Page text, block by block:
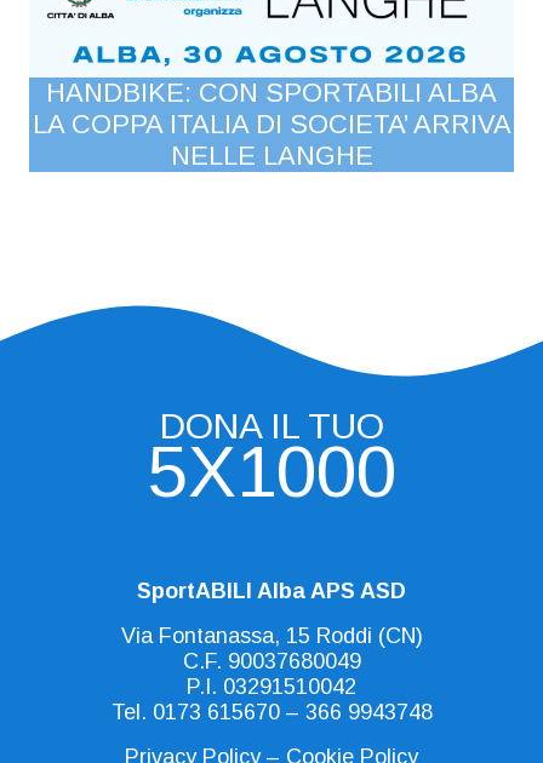
HANDBIKE: CON SPORTABILI ALBA
LA COPPA ITALIA DI SOCIETA’ ARRIVA
NELLE LANGHE
DONA IL TUO
5X1000
SportABILI Alba APS ASD
Via Fontanassa, 15 Roddi (CN)
C.F. 90037680049
P.I. 03291510042
Tel. 0173 615670– 366 9943748
Privacy Policy– Cookie Policy